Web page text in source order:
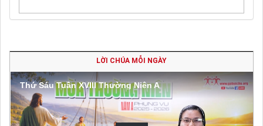
LỜI CHÚA MỖI NGÀY
Thứ Sáu Tuần XVIII Thường Niên A